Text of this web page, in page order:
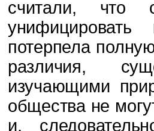
считали, что
потерпела
различия,
изучающими
общества не
и,